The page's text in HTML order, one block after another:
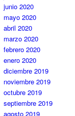
junio 2020
mayo 2020
abril 2020
marzo 2020
febrero 2020
enero 2020
diciembre 2019
noviembre 2019
octubre 2019
septiembre 2019
agosto 2019